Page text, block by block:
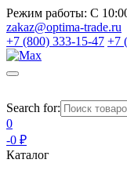
Режим работы: С
zakaz@optima-trade.ru
+7 (800) 333-15-47 +7
Search for:
0
-0 ₽
Каталог